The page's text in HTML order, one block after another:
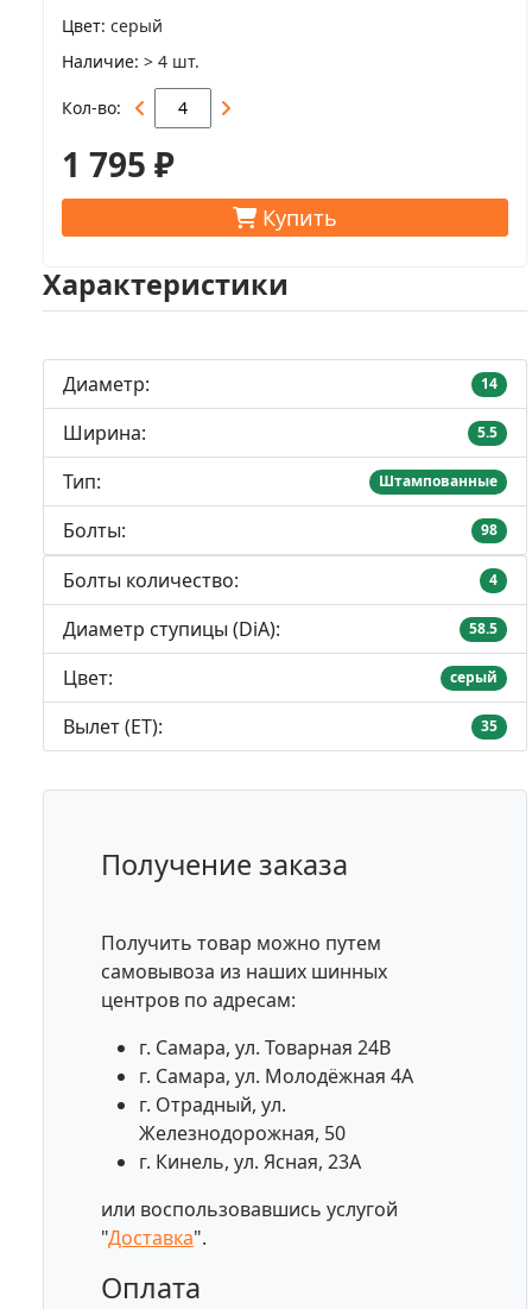
Цвет серый
Наличие > 4 шт.
Кол-во
1 795 ₽
Купить
Характеристики
Диаметр: 14
Ширина: 5.5
Тип: Штампованные
Болты: 98
Болты количество: 4
Диаметр ступицы (DiA): 58.5
Цвет: серый
Вылет (ET): 35
Получение заказа
Получить товар можно путем
самовывоза из наших шинных
центров по адресам:
г. Самара, ул. Товарная 24В
г. Самара, ул. Молодёжная 4А
г. Отрадный, ул.
Железнодорожная, 50
г. Кинель, ул. Ясная, 23А
или воспользовавшись услугой
"Доставка".
Оплата